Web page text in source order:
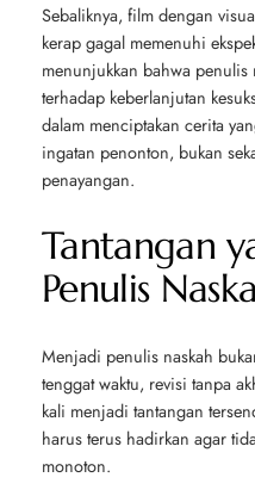
Sebaliknya, film dengan
kerap gagal memenuhi
menunjukkan bahwa
terhadap keberlanjutan
dalam menciptakan cerita
ingatan penonton, bukan
penayangan.
Tantangan
Penulis
Menjadi penulis naskah
tenggat waktu, revisi tanpa
kali menjadi tantangan
harus terus hadirkan agar
monoton.